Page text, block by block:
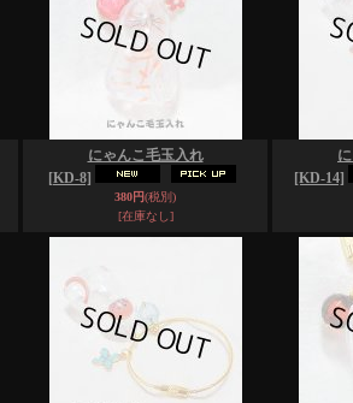
にゃんこ毛玉入れ
[KD-8]
380円(税別)
[在庫なし]
[KD-14]